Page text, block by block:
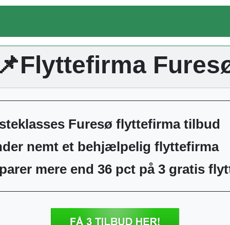
Furesø flyttefirma tilbud
nemt et behjælpelig flyttefirma
mere end 36 pct på 3 gratis